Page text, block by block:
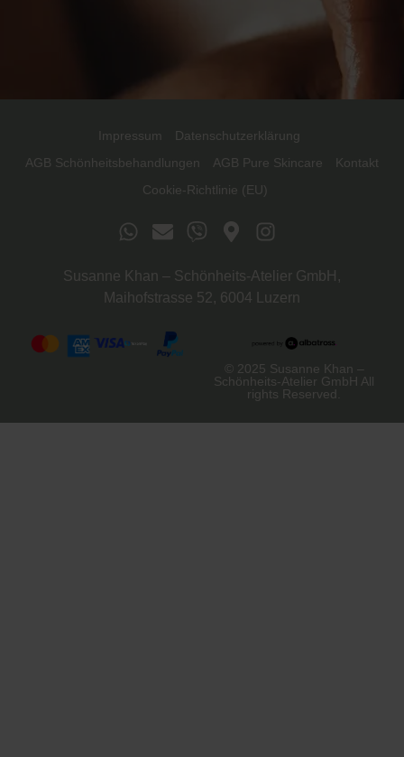
Impressum
Datenschutzerklärung
AGB Schönheitsbehandlungen
AGB Pure Skincare
Kontakt
Cookie-Richtlinie (EU)
Susanne Khan – Schönheits-Atelier GmbH,
Maihofstrasse 52, 6004 Luzern
© 2025 Susanne Khan –
Schönheits-Atelier GmbH All
rights Reserved.